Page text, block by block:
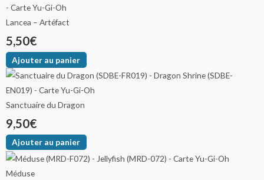
Lancea – Artéfact
5,50€
Ajouter au panier
Sanctuaire du Dragon
9,50€
Ajouter au panier
Méduse